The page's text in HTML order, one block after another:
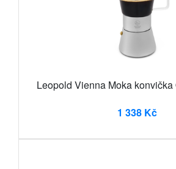
Leopold Vienna Moka konvička
1 338 Kč